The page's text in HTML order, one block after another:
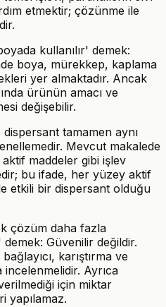
etmektir; çözünme ile
kullanılır' demek:
boya, mürekkep, kaplama
yer almaktadır. Ancak
ürünün amacı ve
değişebilir.
tamamen aynı
Mevcut makalede
maddeler gibi işlev
bu ifade, her yüzey aktif
etkili bir dispersant olduğu
çözüm daha fazla
Güvenilir değildir.
karıştırma ve
Ayrıca
için miktar
yapılamaz.